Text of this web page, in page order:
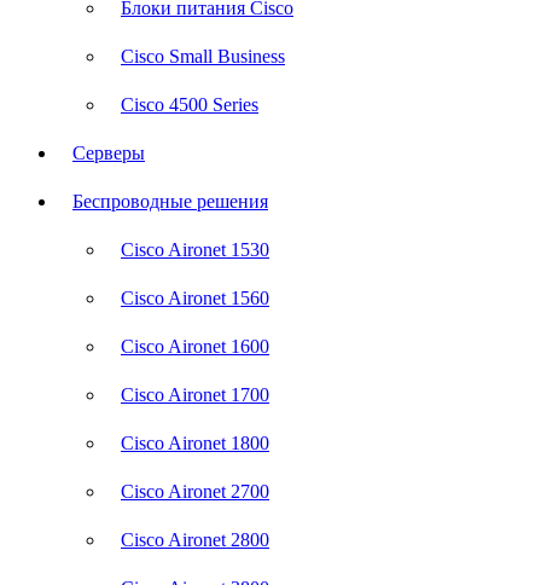
Блоки питания Cisco
Cisco Small Business
Cisco 4500 Series
Серверы
Беспроводные решения
Cisco Aironet 1530
Cisco Aironet 1560
Cisco Aironet 1600
Cisco Aironet 1700
Cisco Aironet 1800
Cisco Aironet 2700
Cisco Aironet 2800